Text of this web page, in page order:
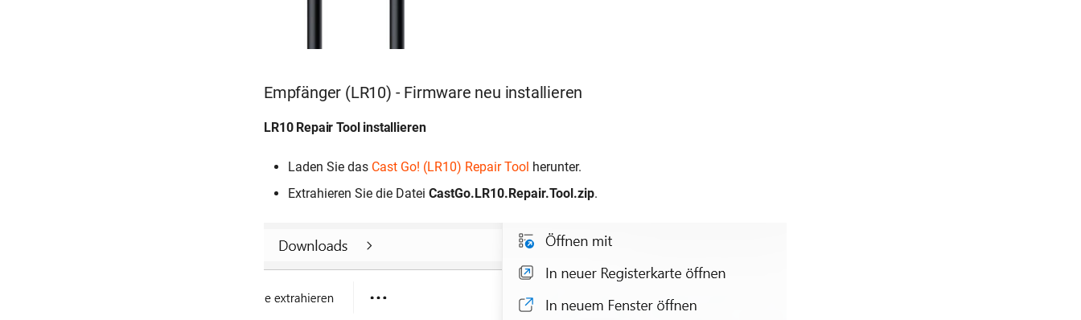
Empfänger (LR10) - Firmware neu installieren
LR10 Repair Tool installieren
Laden Sie das Cast Go! (LR10) Repair Tool herunter.
Extrahieren Sie die Datei CastGo.LR10.Repair.Tool.zip.